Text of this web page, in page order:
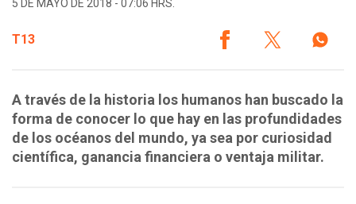
5 DE MAYO DE 2018 - 07:06 HRS.
T13
A través de la historia los humanos han buscado la
forma de conocer lo que hay en las profundidades
de los océanos del mundo, ya sea por curiosidad
científica, ganancia financiera o ventaja militar.